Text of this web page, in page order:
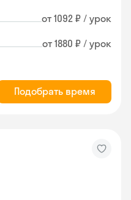
от 1092 ₽ / урок
от 1880 ₽ / урок
Подобрать время